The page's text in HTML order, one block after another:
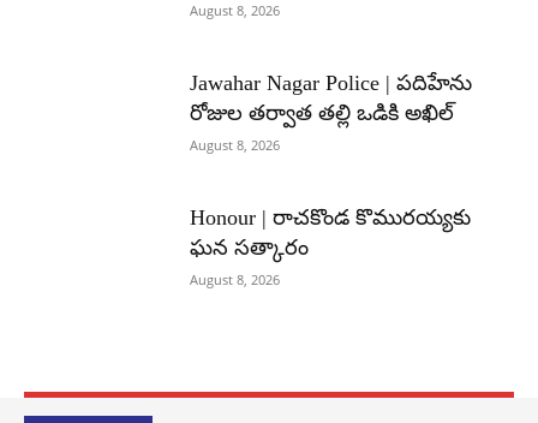
August 8, 2026
Jawahar Nagar Police | పదిహేను
రోజుల తర్వాత తల్లి ఒడికి అఖిల్
August 8, 2026
Honour | రాచకొండ కొమురయ్యకు
ఘన సత్కారం
August 8, 2026